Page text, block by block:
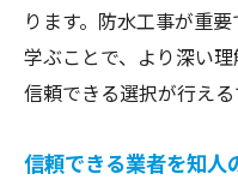
ります。防水工事が重
学ぶことで、より深い
信頼できる選択が行える
信頼できる業者を知人